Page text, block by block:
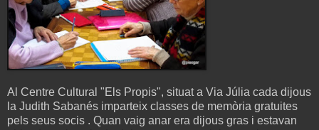
Al Centre Cultural "Els Propis", situat a Via Júlia cada dijous
la Judith Sabanés imparteix classes de memòria gratuites
pels seus socis . Quan vaig anar era dijous gras i estavan